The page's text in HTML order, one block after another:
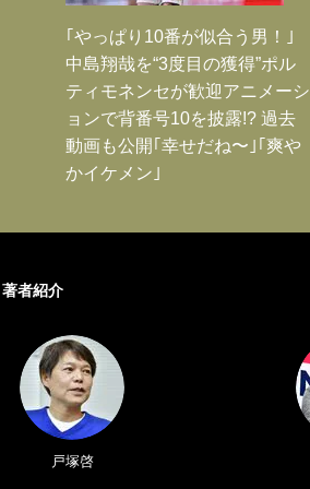
｢やっぱり10番が似合う男！｣
中島翔哉を“3度目の獲得”ポル
ティモネンセが歓迎アニメーシ
ョンで背番号10を披露!? 過去
動画も公開｢幸せだね〜｣｢爽や
かイケメン｣
著者紹介
戸塚啓